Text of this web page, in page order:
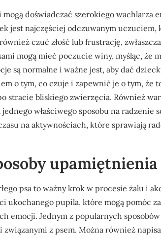
mogą doświadczać szerokiego wachlarza
jest najczęściej odczuwanym uczuciem,
czuć złość lub frustrację,
mogą mieć poczucie winy, myśląc, że
są normalne i ważne jest, aby dać
o tym, co czuje i zapewnić je o tym, że
stracie bliskiego zwierzęcia. Również
właściwego sposobu na radzenie
na aktywnościach, które sprawiają
upamiętnienia
psa to ważny krok w procesie żalu i
ukochanego pupila, które mogą pomóc
emocji. Jednym z popularnych
związanymi z psem. Można również